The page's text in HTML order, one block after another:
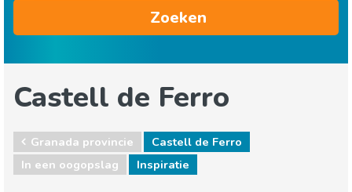
Zoeken
Castell de Ferro
Granada provincie
Castell de Ferro
In een oogopslag
Inspiratie